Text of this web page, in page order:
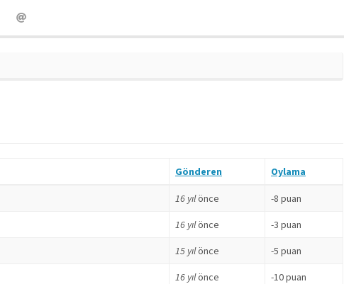
Gönderen Oylama
16 yılönce -8 puan
16 yılönce -3 puan
15 yılönce -5 puan
16 yılönce -10 puan